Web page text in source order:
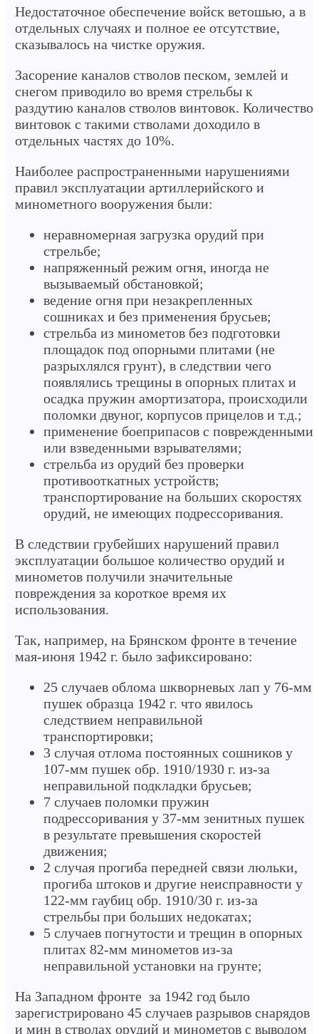
Недостаточное обеспечение войск ветошью, а в
отдельных случаях и полное ее отсутствие,
сказывалось на чистке оружия.
Засорение каналов стволов песком, землей и
снегом приводило во время стрельбы к
раздутию каналов стволов винтовок. Количество
винтовок с такими стволами доходило в
отдельных частях до 10%.
Наиболее распространенными нарушениями
правил эксплуатации артиллерийского и
минометного вооружения были:
неравномерная загрузка орудий при
стрельбе;
напряженный режим огня, иногда не
вызываемый обстановкой;
ведение огня при незакрепленных
сошниках и без применения брусьев;
стрельба из минометов без подготовки
площадок под опорными плитами (не
разрыхлялся грунт), в следствии чего
появлялись трещины в опорных плитах и
осадка пружин амортизатора, происходили
поломки двуног, корпусов прицелов и т.д.;
применение боеприпасов с поврежденными
или взведенными взрывателями;
стрельба из орудий без проверки
противооткатных устройств;
транспортирование на больших скоростях
орудий, не имеющих подрессоривания.
В следствии грубейших нарушений правил
эксплуатации большое количество орудий и
минометов получили значительные
повреждения за короткое время их
использования.
Так, например, на Брянском фронте в течение
мая-июня 1942 г. было зафиксировано:
25 случаев облома шкворневых лап у 76-мм
пушек образца 1942 г. что явилось
следствием неправильной
транспортировки;
3 случая отлома постоянных сошников у
107-мм пушек обр. 1910/1930 г. из-за
неправильной подкладки брусьев;
7 случаев поломки пружин
подрессоривания у 37-мм зенитных пушек
в результате превышения скоростей
движения;
2 случая прогиба передней связи люльки,
прогиба штоков и другие неисправности у
122-мм гаубиц обр. 1910/30 г. из-за
стрельбы при больших недокатах;
5 случаев погнутости и трещин в опорных
плитах 82-мм минометов из-за
неправильной установки на грунте;
На Западном фронте за 1942 год было
зарегистрировано 45 случаев разрывов снарядов
и мин в стволах орудий и минометов с выводом